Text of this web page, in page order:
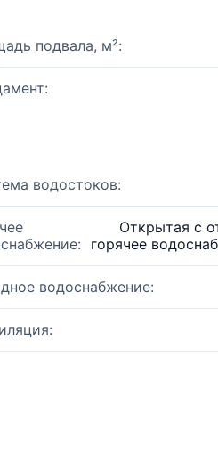
подвала, м²:
водостоков:
Открытая с
горячее
водоснабжение: